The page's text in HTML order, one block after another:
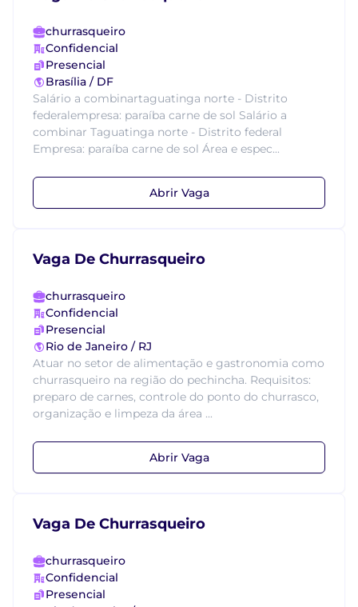
churrasqueiro
Confidencial
Presencial
Brasília / DF
Salário a combinartaguatinga norte - Distrito
federalempresa: paraíba carne de sol Salário a
combinar Taguatinga norte - Distrito federal
Empresa: paraíba carne de sol Área e espec...
Abrir Vaga
Vaga De Churrasqueiro
churrasqueiro
Confidencial
Presencial
Rio de Janeiro / RJ
Atuar no setor de alimentação e gastronomia como
churrasqueiro na região do pechincha. Requisitos:
preparo de carnes, controle do ponto do churrasco,
organização e limpeza da área ...
Abrir Vaga
Vaga De Churrasqueiro
churrasqueiro
Confidencial
Presencial